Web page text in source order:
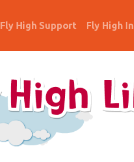
Fly High Support Fly High